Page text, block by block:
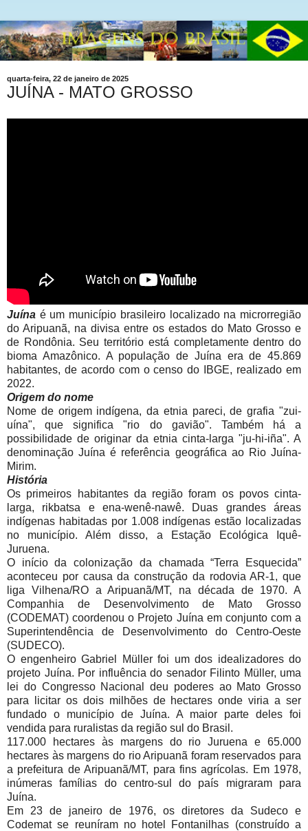
quarta-feira, 22 de janeiro de 2025
JUÍNA - MATO GROSSO
Juína é um município brasileiro localizado na microrregião
do Aripuanã, na divisa entre os estados do Mato Grosso e
de Rondônia. Seu território está completamente dentro do
bioma Amazônico. A população de Juína era de 45.869
habitantes, de acordo com o censo do IBGE, realizado em
2022.
Origem do nome
Nome de origem indígena, da etnia pareci, de grafia "zui-
uína", que significa "rio do gavião". Também há a
possibilidade de originar da etnia cinta-larga "ju-hi-iña". A
denominação Juína é referência geográfica ao Rio Juína-
Mirim.
História
Os primeiros habitantes da região foram os povos cinta-
larga, rikbatsa e ena-wenê-nawê. Duas grandes áreas
indígenas habitadas por 1.008 indígenas estão localizadas
no município. Além disso, a Estação Ecológica Iquê-
Juruena.
O início da colonização da chamada “Terra Esquecida”
aconteceu por causa da construção da rodovia AR-1, que
liga Vilhena/RO a Aripuanã/MT, na década de 1970. A
Companhia de Desenvolvimento de Mato Grosso
(CODEMAT) coordenou o Projeto Juína em conjunto com a
Superintendência de Desenvolvimento do Centro-Oeste
(SUDECO).
O engenheiro Gabriel Müller foi um dos idealizadores do
projeto Juína. Por influência do senador Filinto Müller, uma
lei do Congresso Nacional deu poderes ao Mato Grosso
para licitar os dois milhões de hectares onde viria a ser
fundado o município de Juína. A maior parte deles foi
vendida para ruralistas da região sul do Brasil.
117.000 hectares às margens do rio Juruena e 65.000
hectares às margens do rio Aripuanã foram reservados para
a prefeitura de Aripuanã/MT, para fins agrícolas. Em 1978,
inúmeras famílias do centro-sul do país migraram para
Juína.
Em 23 de janeiro de 1976, os diretores da Sudeco e
Codemat se reuníram no hotel Fontanilhas (construído a